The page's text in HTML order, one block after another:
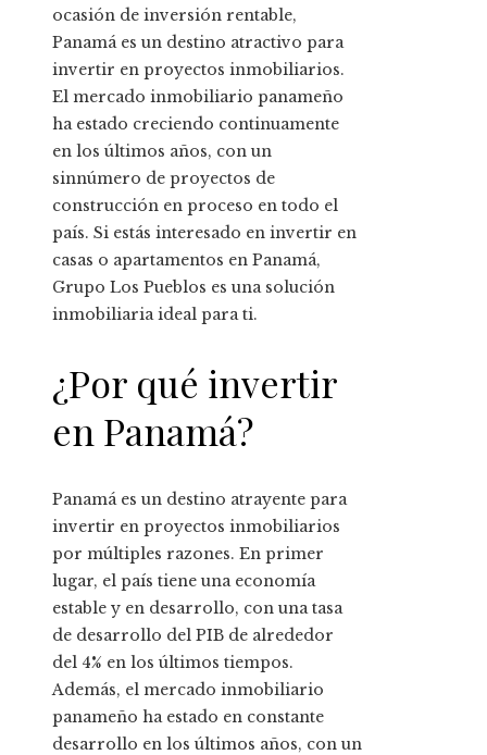
ocasión de inversión rentable,
Panamá es un destino atractivo para
invertir en proyectos inmobiliarios.
El mercado inmobiliario panameño
ha estado creciendo continuamente
en los últimos años, con un
sinnúmero de proyectos de
construcción en proceso en todo el
país. Si estás interesado en invertir en
casas o apartamentos en Panamá,
Grupo Los Pueblos es una solución
inmobiliaria ideal para ti.
¿Por qué invertir
en Panamá?
Panamá es un destino atrayente para
invertir en proyectos inmobiliarios
por múltiples razones. En primer
lugar, el país tiene una economía
estable y en desarrollo, con una tasa
de desarrollo del PIB de alrededor
del 4% en los últimos tiempos.
Además, el mercado inmobiliario
panameño ha estado en constante
desarrollo en los últimos años, con un